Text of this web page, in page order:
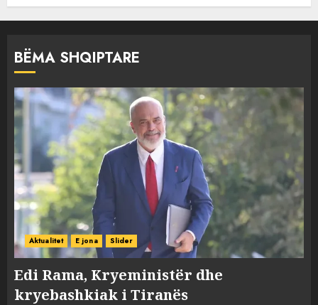
BËMA SHQIPTARE
Aktualitet E jona Slider
Edi Rama, Kryeministër dhe
kryebashkiak i Tiranës